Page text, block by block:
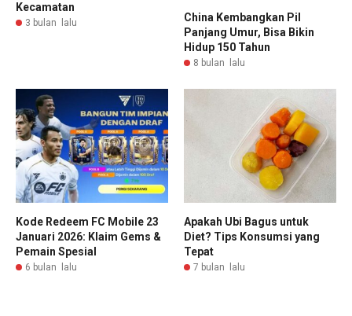
Kecamatan
3 bulan lalu
China Kembangkan Pil
Panjang Umur, Bisa Bikin
Hidup 150 Tahun
8 bulan lalu
Kode Redeem FC Mobile 23
Januari 2026: Klaim Gems &
Pemain Spesial
6 bulan lalu
Apakah Ubi Bagus untuk
Diet? Tips Konsumsi yang
Tepat
7 bulan lalu